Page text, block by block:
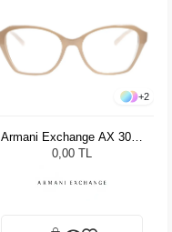
+2
Armani Exchange AX 3080
8329 52
0,00 TL